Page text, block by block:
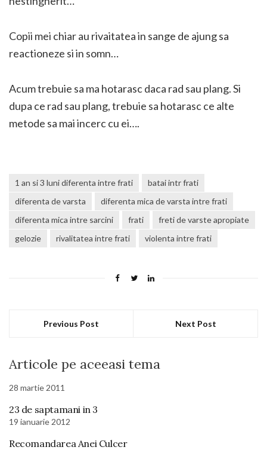
Copii mei chiar au rivaitatea in sange de ajung sa
reactioneze si in somn…
Acum trebuie sa ma hotarasc daca rad sau plang. Si
dupa ce rad sau plang, trebuie sa hotarasc ce alte
metode sa mai incerc cu ei….
1 an si 3 luni diferenta intre frati
batai intr frati
diferenta de varsta
diferenta mica de varsta intre frati
diferenta mica intre sarcini
frati
freti de varste apropiate
gelozie
rivalitatea intre frati violenta intre frati
Previous Post Next Post
Articole pe aceeasi tema
28 martie 2011
23 de saptamani in 3
19 ianuarie 2012
Recomandarea Anei Culcer